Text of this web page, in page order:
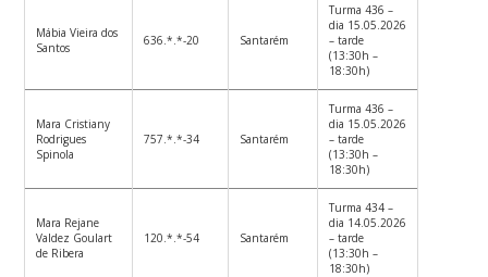
Mábia Vieira dos
Santos
636.*.*-20 Santarém
Turma 436 –
dia 15.05.2026
– tarde
(13:30h –
18:30h)
Mara Cristiany
Rodrigues
Spinola
757.*.*-34 Santarém
Turma 436 –
dia 15.05.2026
– tarde
(13:30h –
18:30h)
Mara Rejane
Valdez Goulart
de Ribera
120.*.*-54 Santarém
Turma 434 –
dia 14.05.2026
– tarde
(13:30h –
18:30h)